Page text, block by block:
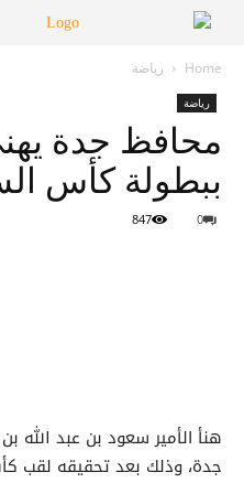
Home رياضة
رياضة
محافظ جدة
ببطولة كأس
0
847
هنأ الأمير سعود بن عبد الله
جدة، وذلك بعد تحقيقه لقب